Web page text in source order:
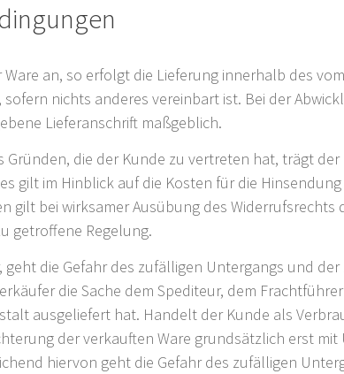
an, so erfolgt die Lieferung innerhalb des
nichts anderes vereinbart ist. Bei der
Lieferanschrift maßgeblich.
Gründen, die der Kunde zu vertreten hat, trägt
gilt im Hinblick auf die Kosten für die
gilt bei wirksamer Ausübung des
getroffene Regelung.
die Gefahr des zufälligen Untergangs und
die Sache dem Spediteur, dem
ausgeliefert hat. Handelt der Kunde als
der verkauften Ware grundsätzlich erst
hiervon geht die Gefahr des zufälligen